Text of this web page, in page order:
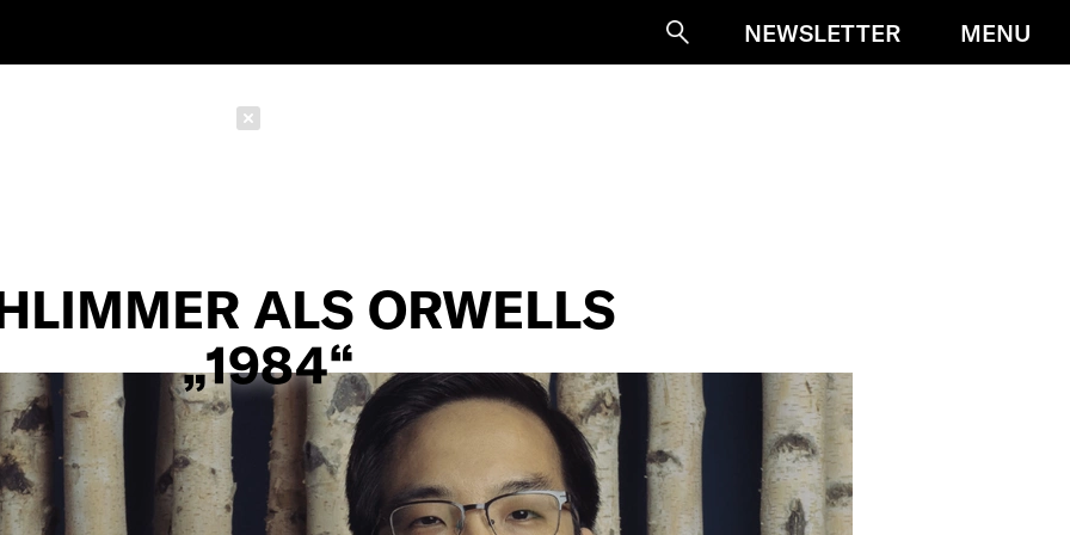
SucheNEWSLETTER MENU
ALS ORWELLS
„1984“